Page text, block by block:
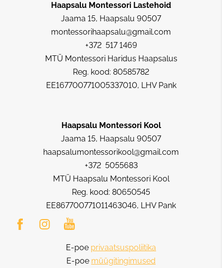
Haapsalu Montessori Lastehoid
Jaama 15, Haapsalu 90507
montessorihaapsalu@gmail.com
+372 517 1469
MTÜ Montessori Haridus Haapsalus
Reg. kood: 80585782
EE167700771005337010, LHV Pank
Haapsalu Montessori Kool
Jaama 15, Haapsalu 90507
haapsalumontessorikool@gmail.com
+372 5055683
MTÜ Haapsalu Montessori Kool
Reg. kood: 80650545
EE867700771011463046, LHV Pank
E-poe privaatsuspoliitika
E-poe müügitingimused